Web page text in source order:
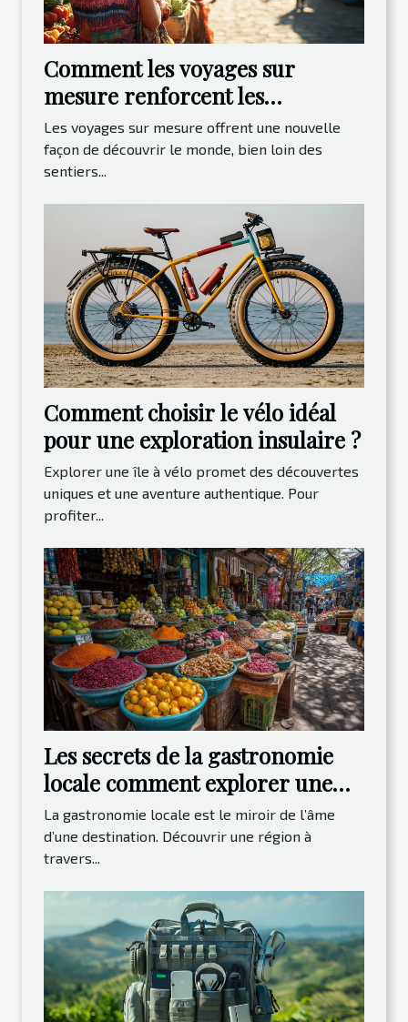
Comment les voyages sur
mesure renforcent les
expériences locales ?
Les voyages sur mesure offrent une nouvelle
façon de découvrir le monde, bien loin des
sentiers...
Comment choisir le vélo idéal
pour une exploration insulaire ?
Explorer une île à vélo promet des découvertes
uniques et une aventure authentique. Pour
profiter...
Les secrets de la gastronomie
locale comment explorer une
destination à travers sa cuisine
La gastronomie locale est le miroir de l’âme
d’une destination. Découvrir une région à
travers...